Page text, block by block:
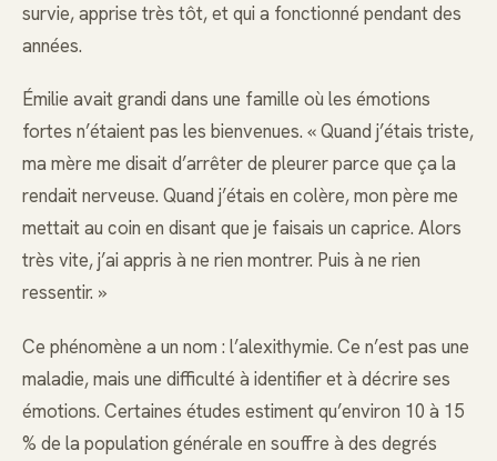
survie, apprise très tôt, et qui a fonctionné pendant des
années.
Émilie avait grandi dans une famille où les émotions
fortes n’étaient pas les bienvenues. « Quand j’étais triste,
ma mère me disait d’arrêter de pleurer parce que ça la
rendait nerveuse. Quand j’étais en colère, mon père me
mettait au coin en disant que je faisais un caprice. Alors
très vite, j’ai appris à ne rien montrer. Puis à ne rien
ressentir. »
Ce phénomène a un nom : l’alexithymie. Ce n’est pas une
maladie, mais une difficulté à identifier et à décrire ses
émotions. Certaines études estiment qu’environ 10 à 15
% de la population générale en souffre à des degrés